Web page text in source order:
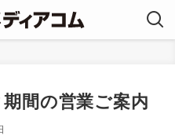
間の営業ご案内